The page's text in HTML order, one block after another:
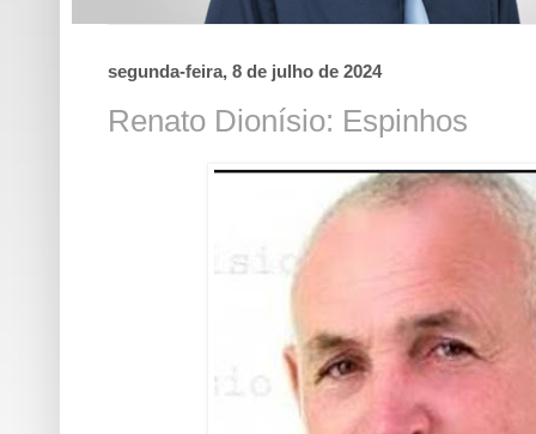
segunda-feira, 8 de julho de 2024
Renato Dionísio: Espinhos